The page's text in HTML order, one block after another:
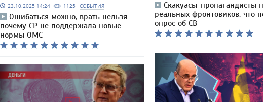
23.10.2025 14:24 1125 СОБЫТИЯ
Ошибаться можно, врать нельзя —
почему СР не поддержала новые
нормы ОМС
Скакуасы-пропагандисты
реальных фронтовиков: что
опрос об СВ